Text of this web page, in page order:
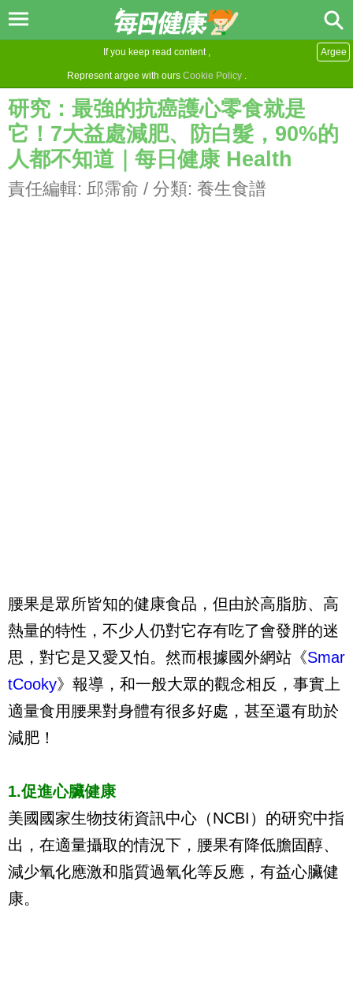
If you keep read content ,
Represent argee with ours Cookie Policy .
Argee
研究：最強的抗癌護心零食就是
它！7大益處減肥、防白髮，90%的
人都不知道｜每日健康 Health
責任編輯: 邱霈俞 / 分類: 養生食譜
腰果是眾所皆知的健康食品，但由於高脂肪、高
熱量的特性，不少人仍對它存有吃了會發胖的迷
思，對它是又愛又怕。然而根據國外網站《Smar
tCooky》報導，和一般大眾的觀念相反，事實上
適量食用腰果對身體有很多好處，甚至還有助於
減肥！
1.促進心臟健康
美國國家生物技術資訊中心（NCBI）的研究中指
出，在適量攝取的情況下，腰果有降低膽固醇、
減少氧化應激和脂質過氧化等反應，有益心臟健
康。